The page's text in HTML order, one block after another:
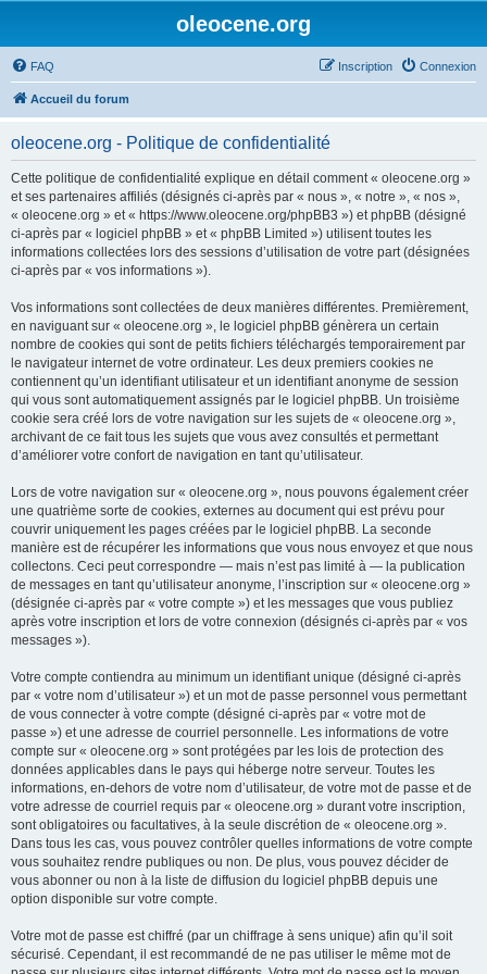
oleocene.org
FAQ Connexion
Inscription
Accueil du forum
oleocene.org - Politique de confidentialité
Cette politique de confidentialité explique en détail comment « oleocene.org »
et ses partenaires affiliés (désignés ci-après par « nous », « notre », « nos »,
« oleocene.org » et « https://www.oleocene.org/phpBB3 ») et phpBB (désigné
ci-après par « logiciel phpBB » et « phpBB Limited ») utilisent toutes les
informations collectées lors des sessions d’utilisation de votre part (désignées
ci-après par « vos informations »).
Vos informations sont collectées de deux manières différentes. Premièrement,
en naviguant sur « oleocene.org », le logiciel phpBB génèrera un certain
nombre de cookies qui sont de petits fichiers téléchargés temporairement par
le navigateur internet de votre ordinateur. Les deux premiers cookies ne
contiennent qu’un identifiant utilisateur et un identifiant anonyme de session
qui vous sont automatiquement assignés par le logiciel phpBB. Un troisième
cookie sera créé lors de votre navigation sur les sujets de « oleocene.org »,
archivant de ce fait tous les sujets que vous avez consultés et permettant
d’améliorer votre confort de navigation en tant qu’utilisateur.
Lors de votre navigation sur « oleocene.org », nous pouvons également créer
une quatrième sorte de cookies, externes au document qui est prévu pour
couvrir uniquement les pages créées par le logiciel phpBB. La seconde
manière est de récupérer les informations que vous nous envoyez et que nous
collectons. Ceci peut correspondre — mais n’est pas limité à — la publication
de messages en tant qu’utilisateur anonyme, l’inscription sur « oleocene.org »
(désignée ci-après par « votre compte ») et les messages que vous publiez
après votre inscription et lors de votre connexion (désignés ci-après par « vos
messages »).
Votre compte contiendra au minimum un identifiant unique (désigné ci-après
par « votre nom d’utilisateur ») et un mot de passe personnel vous permettant
de vous connecter à votre compte (désigné ci-après par « votre mot de
passe ») et une adresse de courriel personnelle. Les informations de votre
compte sur « oleocene.org » sont protégées par les lois de protection des
données applicables dans le pays qui héberge notre serveur. Toutes les
informations, en-dehors de votre nom d’utilisateur, de votre mot de passe et de
votre adresse de courriel requis par « oleocene.org » durant votre inscription,
sont obligatoires ou facultatives, à la seule discrétion de « oleocene.org ».
Dans tous les cas, vous pouvez contrôler quelles informations de votre compte
vous souhaitez rendre publiques ou non. De plus, vous pouvez décider de
vous abonner ou non à la liste de diffusion du logiciel phpBB depuis une
option disponible sur votre compte.
Votre mot de passe est chiffré (par un chiffrage à sens unique) afin qu’il soit
sécurisé. Cependant, il est recommandé de ne pas utiliser le même mot de